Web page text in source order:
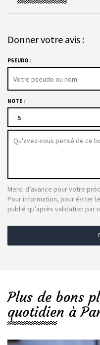
Donner votre avis :
PSEUDO :
NOTE :
5
Merci d’avance pour votre
Pour information, pour éviter
publié qu’après validation par
Plus de bons
quotidien à